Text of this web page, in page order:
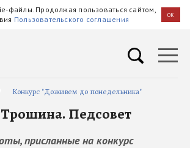
файлы. Продолжая пользоваться сайтом,
Пользовательского соглашения OK
Конкурс "Доживем до понедельника"
Педсовет
присланные на конкурс